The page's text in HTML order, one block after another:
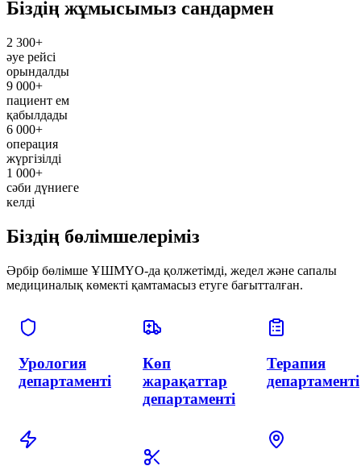
Біздің жұмысымыз сандармен
2 300+
әуе рейсі
орындалды
9 000+
пациент ем
қабылдады
6 000+
операция
жүргізілді
1 000+
сәби дүниеге
келді
Біздің бөлімшелеріміз
Әрбір бөлімше ҰШМҮО-да қолжетімді, жедел және сапалы
медициналық көмекті қамтамасыз етуге бағытталған.
Диагностика
департаменті
Патологоанатомиялық
бөлімше
реанимация
терапия
департаменті